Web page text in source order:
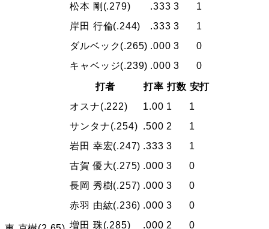
松本 剛 (.279) .333 3
1
岸田 行倫(.244) .333 3
1
ダルベック(.265) .000 3
0
キャベッジ(.239) .000 3 0
打者 打率 打数 安打
オスナ(.222) 1.00 1
1
サンタナ(.254) .500 2
1
岩田 幸宏(.247) .333 3
1
古賀 優大(.275) .000 3
0
長岡 秀樹(.257) .000 3
0
赤羽 由紘(.236) .000 3
0
増田 珠(.285) .000 2 0